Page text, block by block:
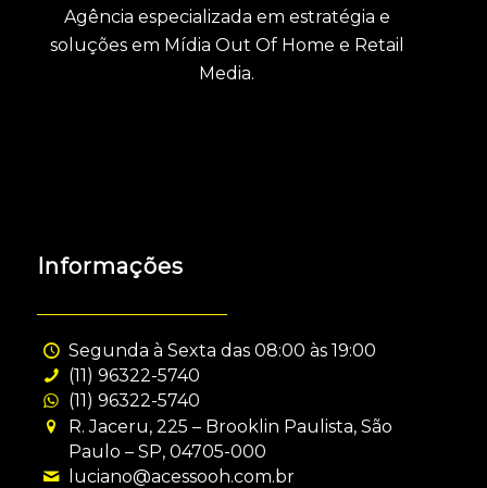
Agência especializada em estratégia e
soluções em Mídia Out Of Home e Retail
Media.
Informações
Segunda à Sexta das 08:00 às 19:00
(11) 96322-5740
(11) 96322-5740
R. Jaceru, 225 – Brooklin Paulista, São
Paulo – SP, 04705-000
luciano@acessooh.com.br